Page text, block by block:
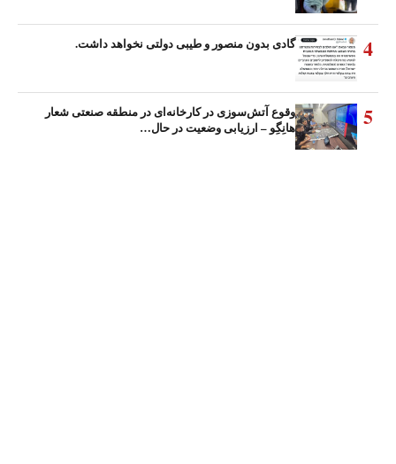
4 گادی بدون منصور و طیبی دولتی نخواهد داشت.
5
وقوع آتش‌سوزی در کارخانه‌ای در منطقه صنعتی شعار
هانِگِو – ارزیابی وضعیت در حال…